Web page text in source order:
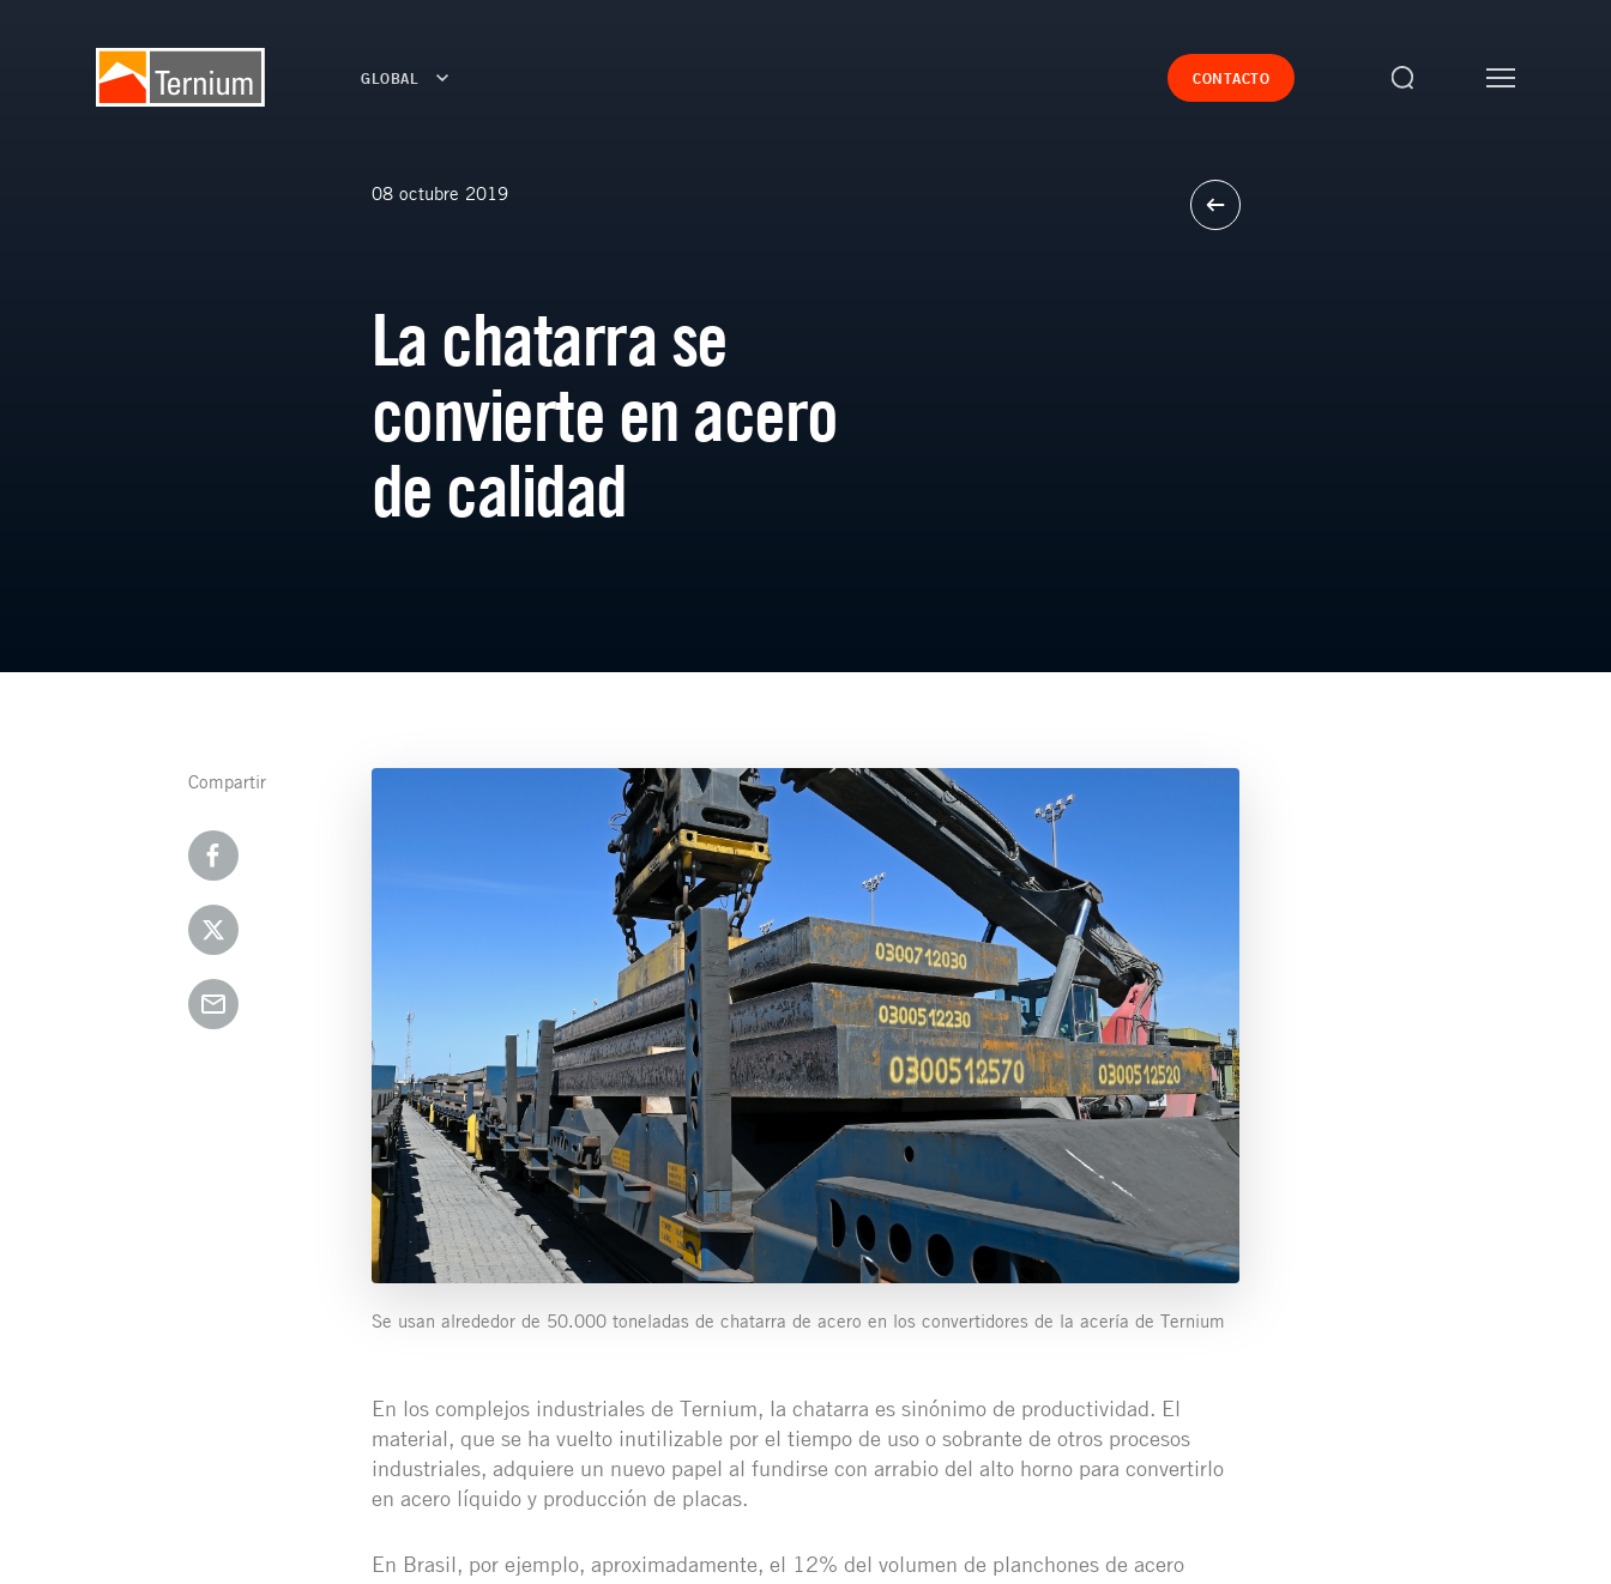
GLOBAL CONTACTO
08 octubre 2019
La chatarra se
convierte en acero
de calidad
Compartir
Se usan alrededor de 50.000 toneladas de chatarra de acero en los convertidores de la acería de Ternium
En los complejos industriales de Ternium, la chatarra es sinónimo de productividad. El
material, que se ha vuelto inutilizable por el tiempo de uso o sobrante de otros procesos
industriales, adquiere un nuevo papel al fundirse con arrabio del alto horno para convertirlo
en acero líquido y producción de placas.
En Brasil, por ejemplo, aproximadamente, el 12% del volumen de planchones de acero